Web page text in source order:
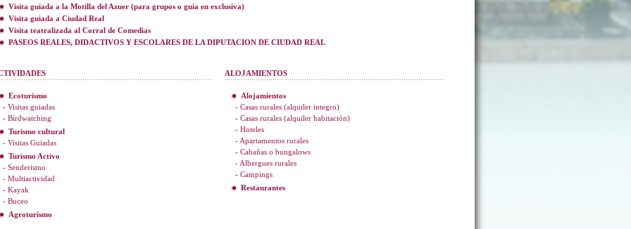
Visita guiada a la Motilla del Azuer (para grupos o guía en exclusiva)
Visita guiada a Ciudad Real
Visita teatralizada al Corral de Comedias
PASEOS REALES, DIDACTIVOS Y ESCOLARES DE LA DIPUTACION DE CIUDAD REAL
Ecoturismo
- Visitas guiadas
- Birdwatching
Turismo cultural
- Visitas Guiadas
Turismo Activo
- Senderismo
- Multiactividad
- Kayak
- Buceo
Agroturismo
ALOJAMIENTOS
Alojamientos
- Casas rurales (alquiler integro)
- Casas rurales (alquiler habitación)
- Hoteles
- Apartamentos rurales
- Cabañas o bungalows
- Albergues rurales
- Campings
Restaurantes